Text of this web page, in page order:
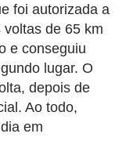
foi autorizada a
de 65 km
e conseguiu
lugar. O
depois de
Ao todo,
em